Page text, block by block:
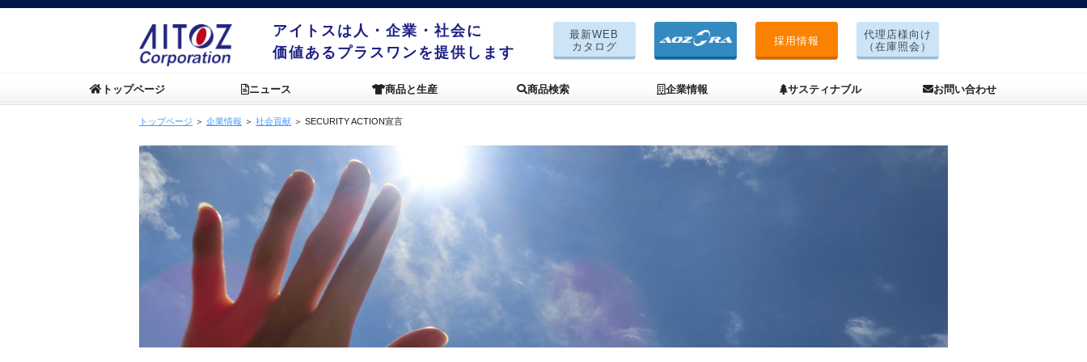
アイトスは人・企業・社会に
価値あるプラスワンを提供します
最新WEB
カタログ
採用情報
代理店様向け
（在庫照会）
トップページ ニュース 商品と生産 商品検索 企業情報 サスティナブル お問い合わせ
トップページ ＞ 企業情報 ＞ 社会貢献 ＞ SECURITY ACTION宣言